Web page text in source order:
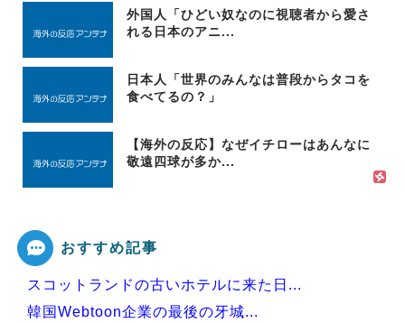
外国人「ひどい奴なのに視聴者から愛さ
れる日本のアニ...
日本人「世界のみんなは普段からタコを
食べてるの？」
【海外の反応】なぜイチローはあんなに
敬遠四球が多か...
おすすめ記事
スコットランドの古いホテルに来た日...
韓国Webtoon企業の最後の牙城...